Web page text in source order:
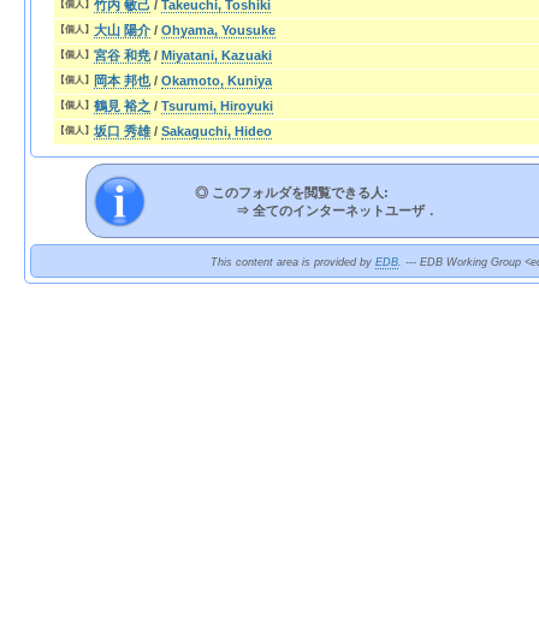
【個人】 竹内 敏己 / Takeuchi, Toshiki
【個人】 大山 陽介 / Ohyama, Yousuke
【個人】 宮谷 和尭 / Miyatani, Kazuaki
【個人】 岡本 邦也/ Okamoto, Kuniya
【個人】 鶴見 裕之 / Tsurumi, Hiroyuki
【個人】 坂口 秀雄/ Sakaguchi, Hideo
◎ このフォルダを閲覧できる人:
⇒ 全てのインターネットユーザ．
This content area is provided by EDB. --- EDB Working Group